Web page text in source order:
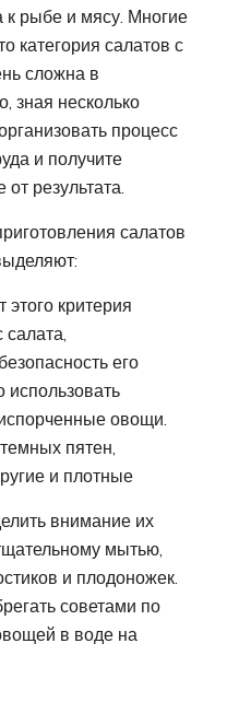
к рыбе и мясу. Многие
категория салатов с
сложна в
зная несколько
процесс
и получите
результата.
салатов
этого критерия
его
овощи.
пятен,
и плотные
внимание их
мытью,
и плодоножек.
советами по
в воде на